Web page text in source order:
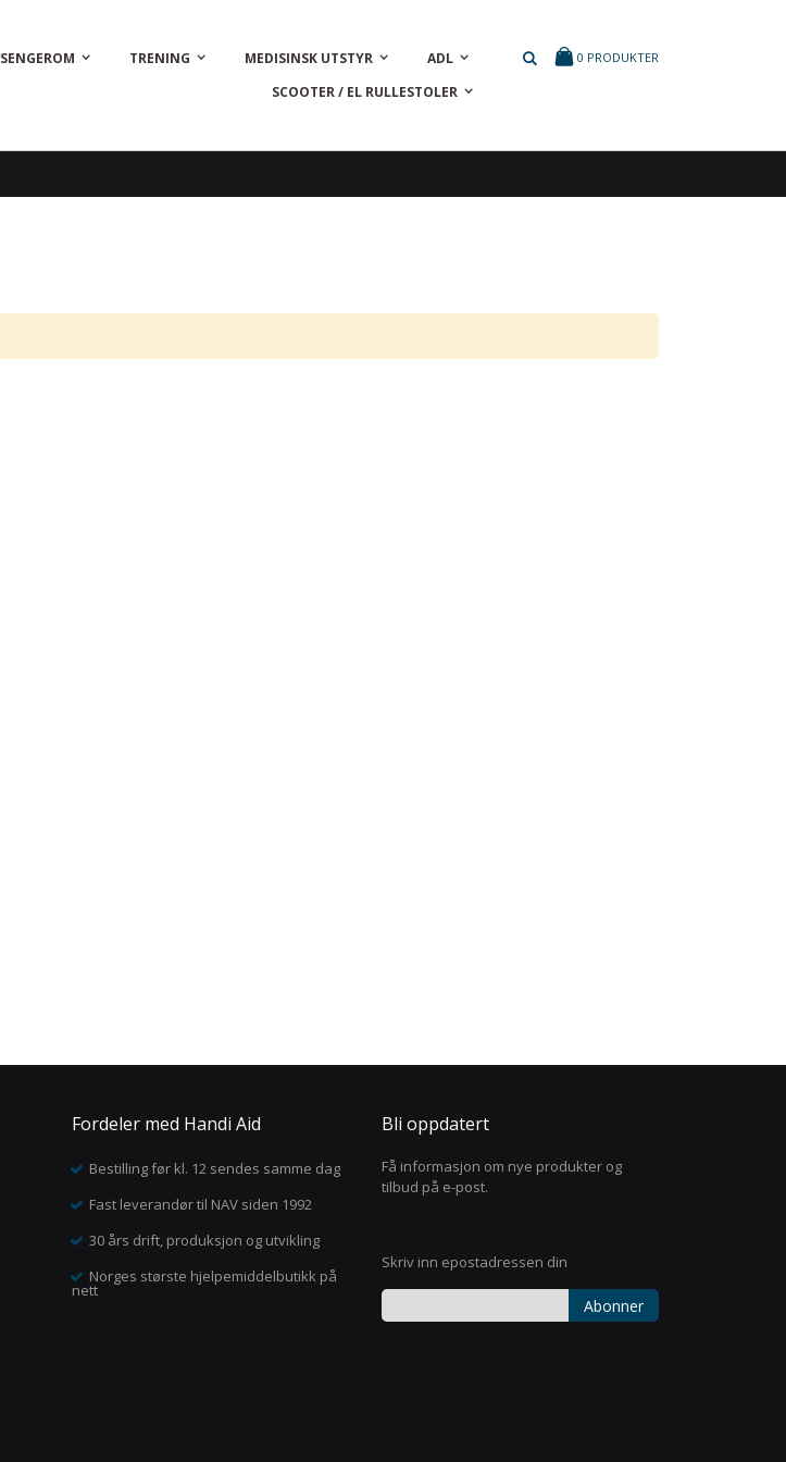
0 PRODUKTER
SENGEROM TRENING MEDISINSK UTSTYR
ADL
SCOOTER / EL RULLESTOLER
Fordeler med Handi Aid
Bestilling før kl. 12 sendes samme dag
Fast leverandør til NAV siden 1992
30 års drift, produksjon og utvikling
Norges største hjelpemiddelbutikk på
nett
Bli oppdatert
Få informasjon om nye produkter og
tilbud på e-post.
Skriv inn epostadressen din
Abonner